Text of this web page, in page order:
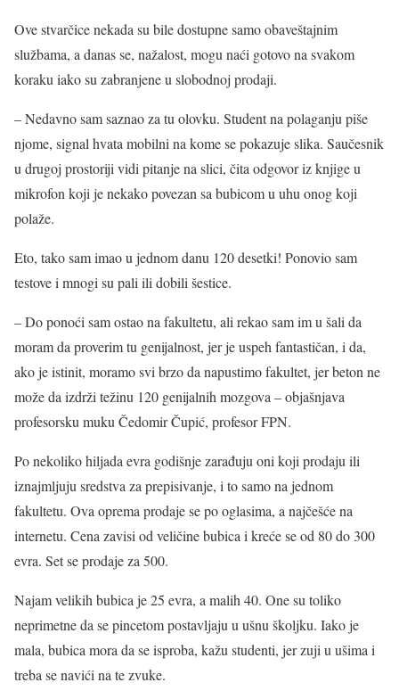
Ove stvarčice nekada su bile dostupne samo obaveštajnim
službama, a danas se, nažalost, mogu naći gotovo na svakom
koraku iako su zabranjene u slobodnoj prodaji.
– Nedavno sam saznao za tu olovku. Student na polaganju piše
njome, signal hvata mobilni na kome se pokazuje slika. Saučesnik
u drugoj prostoriji vidi pitanje na slici, čita odgovor iz knjige u
mikrofon koji je nekako povezan sa bubicom u uhu onog koji
polaže.
Eto, tako sam imao u jednom danu 120 desetki! Ponovio sam
testove i mnogi su pali ili dobili šestice.
– Do ponoći sam ostao na fakultetu, ali rekao sam im u šali da
moram da proverim tu genijalnost, jer je uspeh fantastičan, i da,
ako je istinit, moramo svi brzo da napustimo fakultet, jer beton ne
može da izdrži težinu 120 genijalnih mozgova – objašnjava
profesorsku muku Čedomir Čupić, profesor FPN.
Po nekoliko hiljada evra godišnje zarađuju oni koji prodaju ili
iznajmljuju sredstva za prepisivanje, i to samo na jednom
fakultetu. Ova oprema prodaje se po oglasima, a najčešće na
internetu. Cena zavisi od veličine bubica i kreće se od 80 do 300
evra. Set se prodaje za 500.
Najam velikih bubica je 25 evra, a malih 40. One su toliko
neprimetne da se pincetom postavljaju u ušnu školjku. Iako je
mala, bubica mora da se isproba, kažu studenti, jer zuji u ušima i
treba se navići na te zvuke.